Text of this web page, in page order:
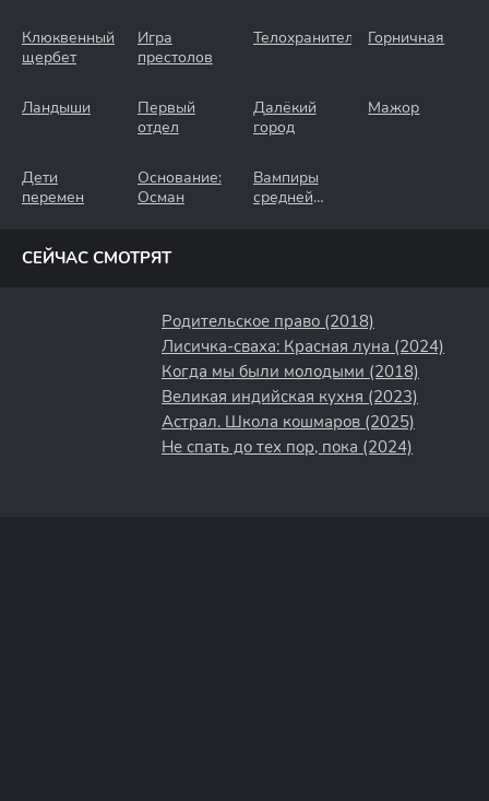
Клюквенный
щербет
Игра
престолов
Телохранители Горничная
Ландыши
Первый
отдел
Далёкий
город
Мажор
Дети
перемен
Основание:
Осман
Вампиры
средней
СЕЙЧАС СМОТРЯТ
Родительское право (2018)
Лисичка-сваха: Красная луна (2024)
Когда мы были молодыми (2018)
Великая индийская кухня (2023)
Астрал. Школа кошмаров (2025)
Не спать до тех пор, пока (2024)